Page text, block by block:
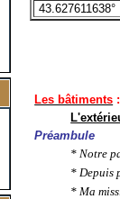
43.627611638°
Les bâtiments :
Préambule
* Notre
* Depuis
* Ma